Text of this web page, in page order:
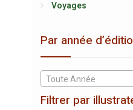
Voyages
Par année
Toute Année
Filtrer par